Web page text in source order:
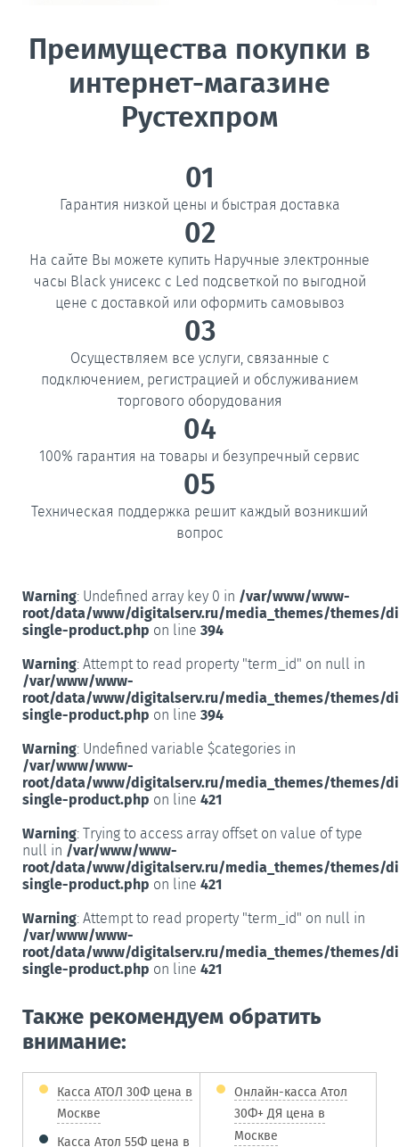
Преимущества покупки в
интернет-магазине
Рустехпром
01
Гарантия низкой цены и быстрая доставка
02
На сайте Вы можете купить Наручные электронные
часы Black унисекс c Led подсветкой по выгодной
цене с доставкой или оформить самовывоз
03
Осуществляем все услуги, связанные с
подключением, регистрацией и обслуживанием
торгового оборудования
04
100% гарантия на товары и безупречный сервис
05
Техническая поддержка решит каждый возникший
вопрос
Warning: Undefined array key 0 in /var/www/www-
root/data/www/digitalserv.ru/media_themes/themes/
single-product.php on line 394
Warning: Attempt to read property "term_id" on null in
/var/www/www-
root/data/www/digitalserv.ru/media_themes/themes/
single-product.php on line 394
Warning: Undefined variable $categories in
/var/www/www-
root/data/www/digitalserv.ru/media_themes/themes/
single-product.php on line 421
Warning: Trying to access array offset on value of type
null in /var/www/www-
root/data/www/digitalserv.ru/media_themes/themes/
single-product.php on line 421
Warning: Attempt to read property "term_id" on null in
/var/www/www-
root/data/www/digitalserv.ru/media_themes/themes/
single-product.php on line 421
Также рекомендуем обратить
внимание:
Касса АТОЛ 30Ф цена в
Москве
Касса Атол 55Ф цена в
Онлайн-касса Атол
30Ф+ ДЯ цена в
Москве